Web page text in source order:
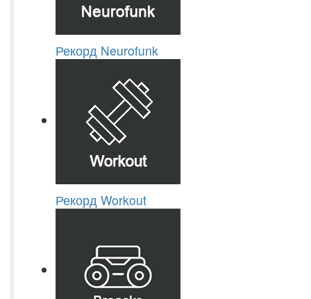
Рекорд Neurofunk
Рекорд Workout